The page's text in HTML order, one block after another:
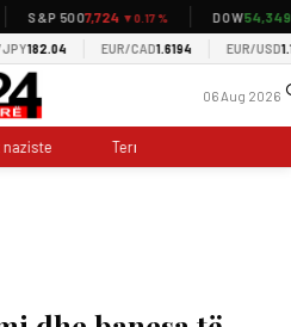
S&P 5007,724▼0.17 % DOW54,349
182.04 EUR/CAD1.6194 EUR/USD1.1552
06 Aug 2026
Territorialja, Klosi kundër